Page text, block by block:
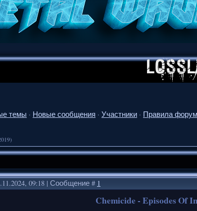
темы · Новые сообщения · Участники · Правила
09:18 | Сообщение # 1
Chemicide - Episodes Of